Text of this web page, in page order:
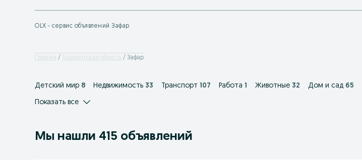
OLX - сервис объявлений Зафар
Главная Ташкентская область Зафар
Детский мир 8 Недвижимость 33 Транспорт 107 Работа 1 Животные 32 Дом и сад 65
Показать все
Мы нашли 415 объявлений